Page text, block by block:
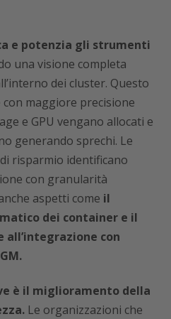
e potenzia gli strumenti
una visione completa
dei cluster. Questo
maggiore precisione
e GPU vengano allocati e
generando sprechi. Le
risparmio identificano
con granularità
aspetti come il
dei container e il
all’integrazione con
è il miglioramento della
Le organizzazioni che